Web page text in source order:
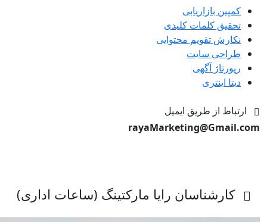
کمپین بازاریابی
تحقیق کلمات کلیدی
نکارش تقویم محتوایی
طراحی سایت
رپورتاژ آگهی
دیتا اینتری
ارتباط از طریق ایمیل
rayaMarketing@Gmail.com
کارشناسان رایا مارکتینگ (ساعات اداری)